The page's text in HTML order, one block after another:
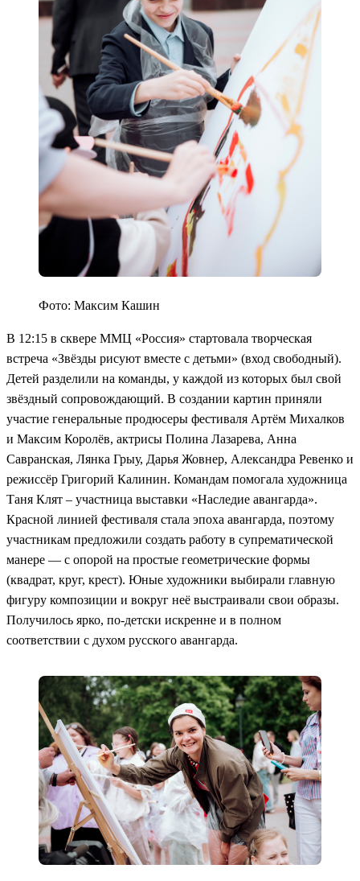
Фото: Максим Кашин
В 12:15 в сквере ММЦ «Россия» стартовала творческая
встреча «Звёзды рисуют вместе с детьми» (вход свободный).
Детей разделили на команды, у каждой из которых был свой
звёздный сопровождающий. В создании картин приняли
участие генеральные продюсеры фестиваля Артём Михалков
и Максим Королёв, актрисы Полина Лазарева, Анна
Савранская, Лянка Грыу, Дарья Жовнер, Александра Ревенко и
режиссёр Григорий Калинин. Командам помогала художница
Таня Клят – участница выставки «Наследие авангарда».
Красной линией фестиваля стала эпоха авангарда, поэтому
участникам предложили создать работу в супрематической
манере — с опорой на простые геометрические формы
(квадрат, круг, крест). Юные художники выбирали главную
фигуру композиции и вокруг неё выстраивали свои образы.
Получилось ярко, по-детски искренне и в полном
соответствии с духом русского авангарда.